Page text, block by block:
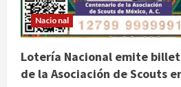
Nacional
Lotería Nacional emite
de la Asociación de Scouts